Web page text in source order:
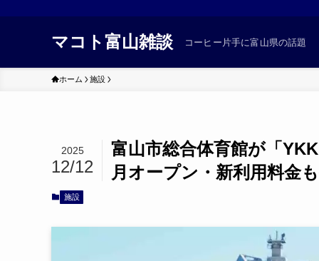
マコト富山雑談 コーヒー片手に富山県の話題
ホーム 施設
富山市総合体育館が「
月オープン・新利用料金
2025
12/12
施設